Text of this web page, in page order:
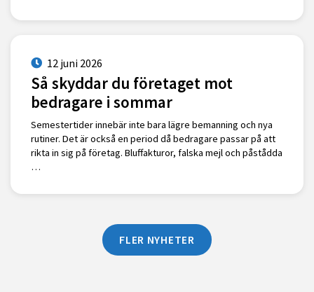
12 juni 2026
Så skyddar du företaget mot
bedragare i sommar
Semestertider innebär inte bara lägre bemanning och nya
rutiner. Det är också en period då bedragare passar på att
rikta in sig på företag. Bluffakturor, falska mejl och påstådda
…
FLER NYHETER